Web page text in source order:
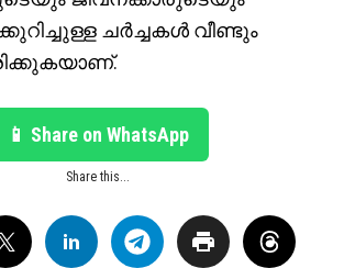
ചർച്ചകൾ വീണ്ടും
📱 Share on WhatsApp
Share this...